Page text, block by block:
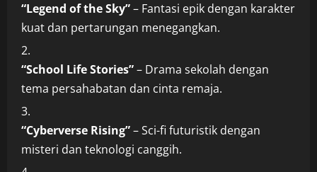
“Legend of the Sky”– Fantasi epik dengan karakter
kuat dan pertarungan menegangkan.
“School Life Stories”– Drama sekolah dengan
tema persahabatan dan cinta remaja.
“Cyberverse Rising”– Sci-fi futuristik dengan
misteri dan teknologi canggih.